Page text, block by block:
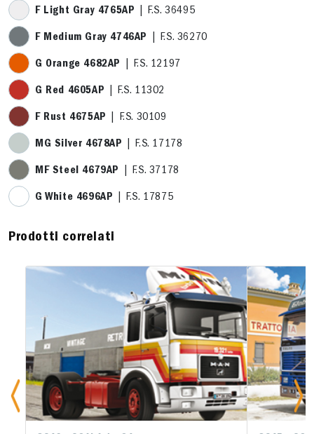
F Light Gray 4765AP | F.S. 36495
F Medium Gray 4746AP | F.S. 36270
G Orange 4682AP | F.S. 12197
G Red 4605AP | F.S. 11302
F Rust 4675AP | F.S. 30109
MG Silver 4678AP | F.S. 17178
MF Steel 4679AP | F.S. 37178
G White 4696AP | F.S. 17875
Prodotti correlati